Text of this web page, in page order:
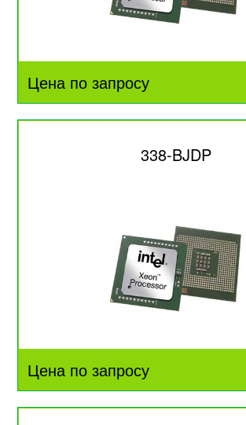
Цена по запросу
338-BJDP
Цена по запросу